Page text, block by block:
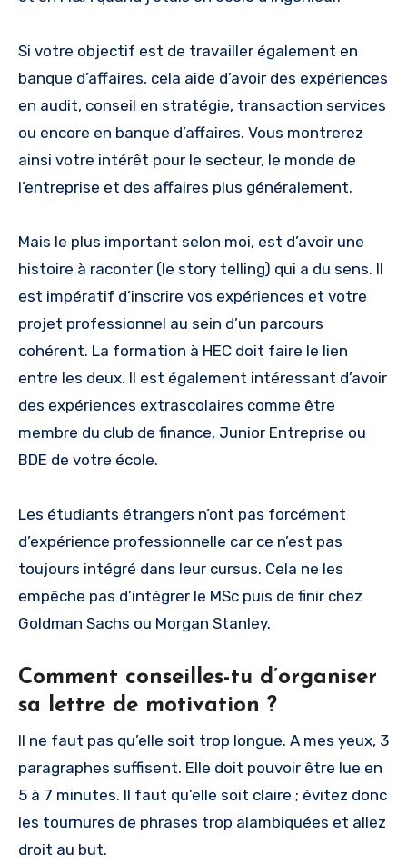
Si votre objectif est de travailler également en
banque d’affaires, cela aide d’avoir des expériences
en audit, conseil en stratégie, transaction services
ou encore en banque d’affaires. Vous montrerez
ainsi votre intérêt pour le secteur, le monde de
l’entreprise et des affaires plus généralement.
Mais le plus important selon moi, est d’avoir une
histoire à raconter (le story telling) qui a du sens. Il
est impératif d’inscrire vos expériences et votre
projet professionnel au sein d’un parcours
cohérent. La formation à HEC doit faire le lien
entre les deux. Il est également intéressant d’avoir
des expériences extrascolaires comme être
membre du club de finance, Junior Entreprise ou
BDE de votre école.
Les étudiants étrangers n’ont pas forcément
d’expérience professionnelle car ce n’est pas
toujours intégré dans leur cursus. Cela ne les
empêche pas d’intégrer le MSc puis de finir chez
Goldman Sachs ou Morgan Stanley.
Comment conseilles-tu d’organiser
sa lettre de motivation ?
Il ne faut pas qu’elle soit trop longue. A mes yeux, 3
paragraphes suffisent. Elle doit pouvoir être lue en
5 à 7 minutes. Il faut qu’elle soit claire ; évitez donc
les tournures de phrases trop alambiquées et allez
droit au but.